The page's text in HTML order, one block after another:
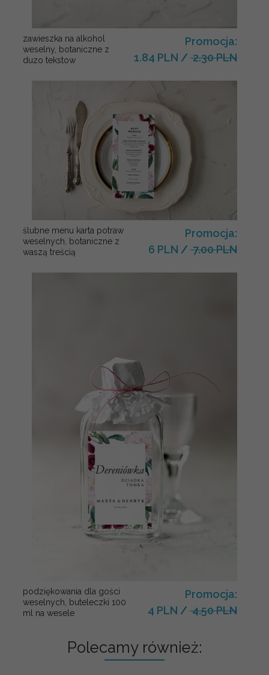
zawieszka na alkohol
weselny, botaniczne z
duzo tekstow
Promocja:
1.84 PLN / 2.30 PLN
ślubne menu karta potraw
weselnych, botaniczne z
waszą treścią
Promocja:
6 PLN / 7.00 PLN
podziękowania dla gości
weselnych, buteleczki 100
ml na wesele
Promocja:
4 PLN / 4.50 PLN
Polecamy również: